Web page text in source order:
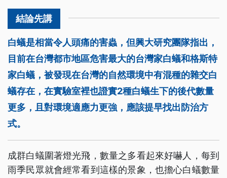
白蟻是相當令人頭痛的害蟲，但興大研究團隊指出，
目前在台灣都市地區危害最大的台灣家白蟻和格斯特
家白蟻，被發現在台灣的自然環境中有混種的雜交白
蟻存在，在實驗室裡也證實2種白蟻生下的後代數量
更多，且對環境適應力更強，應該提早找出防治方
式。
成群白蟻圍著燈光飛，數量之多看起來好嚇人，每到
雨季民眾就會經常看到這樣的景象，也擔心白蟻數量